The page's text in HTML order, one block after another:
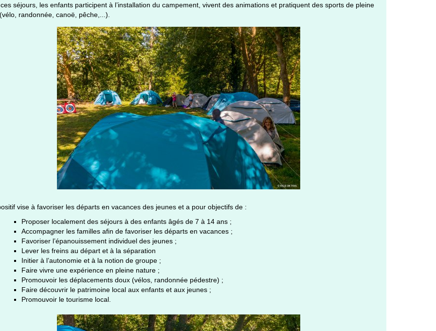
séjours, les enfants participent à l’installation du campement, vivent des animations et pratiquent des sports de pleine
randonnée, canoë, pêche,...).
vise à favoriser les départs en vacances des jeunes et a pour objectifs de :
Proposer localement des séjours à des enfants âgés de 7 à 14 ans ;
Accompagner les familles afin de favoriser les départs en vacances ;
Favoriser l’épanouissement individuel des jeunes ;
Lever les freins au départ et à la séparation
Initier à l’autonomie et à la notion de groupe ;
Faire vivre une expérience en pleine nature ;
Promouvoir les déplacements doux (vélos, randonnée pédestre) ;
Faire découvrir le patrimoine local aux enfants et aux jeunes ;
Promouvoir le tourisme local.